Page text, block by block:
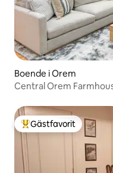
Boende i Orem
Central Orem
Populär gästfavorit
Gästfavorit